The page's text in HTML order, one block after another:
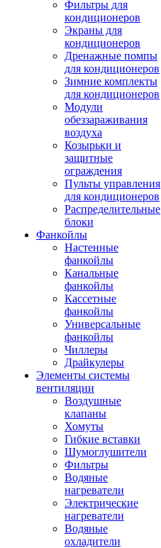
Фильтры для
кондиционеров
Экраны для
кондиционеров
Дренажные помпы
для кондиционеров
Зимние комплекты
для кондиционеров
Модули
обеззараживания
воздуха
Козырьки и
защитные
ограждения
Пульты управления
для кондиционеров
Распределительные
блоки
Фанкойлы
Настенные
фанкойлы
Канальные
фанкойлы
Кассетные
фанкойлы
Универсальные
фанкойлы
Чиллеры
Драйкулеры
Элементы системы
вентиляции
Воздушные
клапаны
Хомуты
Гибкие вставки
Шумоглушители
Фильтры
Водяные
нагреватели
Электрические
нагреватели
Водяные
охладители